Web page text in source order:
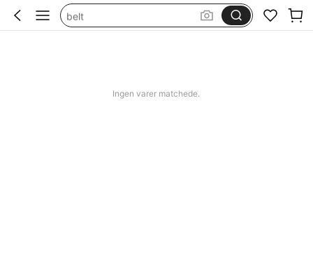
belt
Ingen varer matchede.